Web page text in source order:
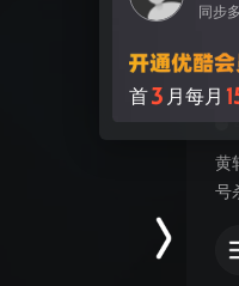
同步
首3 月每月
黄
号